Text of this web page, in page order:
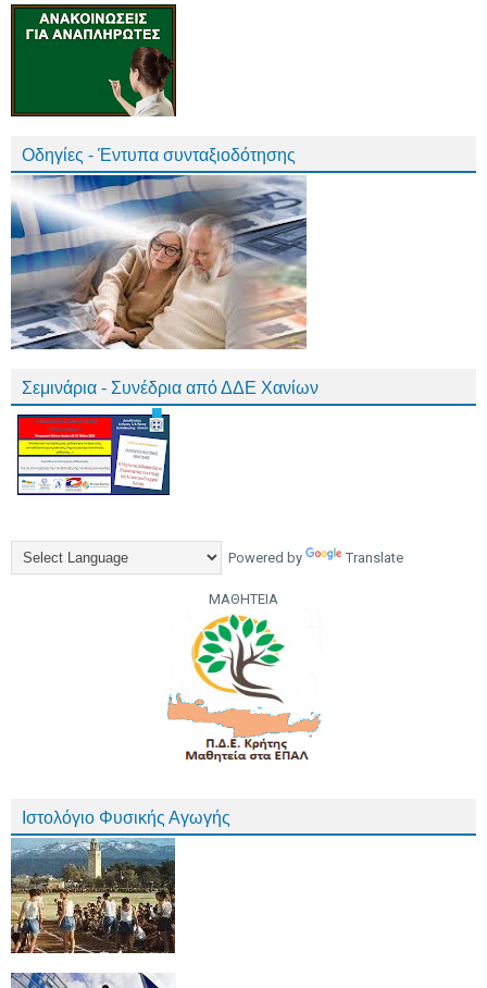
Οδηγίες - Έντυπα συνταξιοδότησης
Σεμινάρια - Συνέδρια από ΔΔΕ Χανίων
Powered by Translate
ΜΑΘΗΤΕΙΑ
Ιστολόγιο Φυσικής Αγωγής